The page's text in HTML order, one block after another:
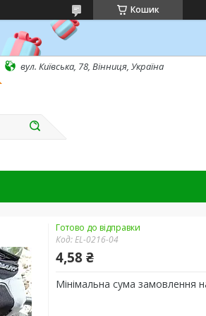
Кошик
вул. Київська, 78, Вінниця, Україна
Готово до відправки
Код:EL-0216-04
4,58 ₴
Мінімальна сума замовлення